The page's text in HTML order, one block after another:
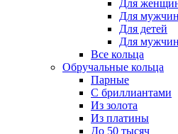
Для
Для мужчин
Для детей
Для
Все кольца
Обручальные кольца
Парные
С бриллиантами
Из золота
Из платины
До 50 тысяч